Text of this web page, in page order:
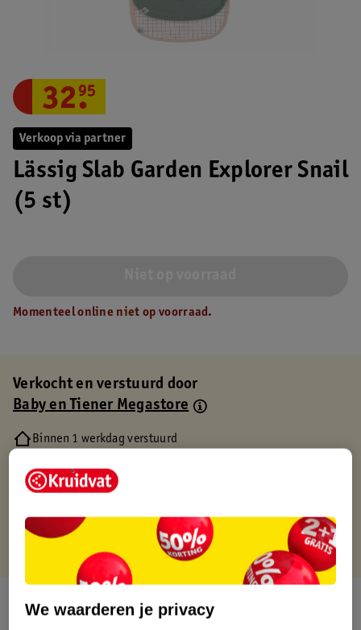
Verkoop via partner
Lässig Slab Garden Explorer Snail
(5 st)
32.
95
Momenteel online niet op voorraad.
Verkocht en verstuurd door
Baby en Tiener Megastore
Binnen 1 werkdag verstuurd
Gratis retourneren via verkooppartner.
Gratis punten met je Kruidvat kaart
Over dit product
We waarderen je privacy